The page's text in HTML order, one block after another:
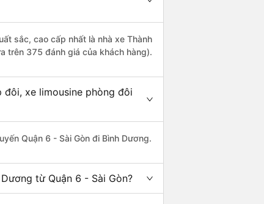
sắc, cao cấp nhất là nhà xe Thành
trên 375 đánh giá của khách hàng).
đôi, xe limousine phòng đôi
Quận 6 - Sài Gòn đi Bình Dương.
từ Quận 6 - Sài Gòn?